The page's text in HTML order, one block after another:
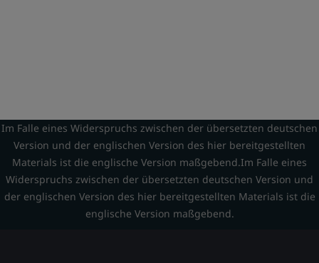
Im Falle eines Widerspruchs zwischen der übersetzten deutschen
Version und der englischen Version des hier bereitgestellten
Materials ist die englische Version maßgebend.Im Falle eines
Widerspruchs zwischen der übersetzten deutschen Version und
der englischen Version des hier bereitgestellten Materials ist die
englische Version maßgebend.